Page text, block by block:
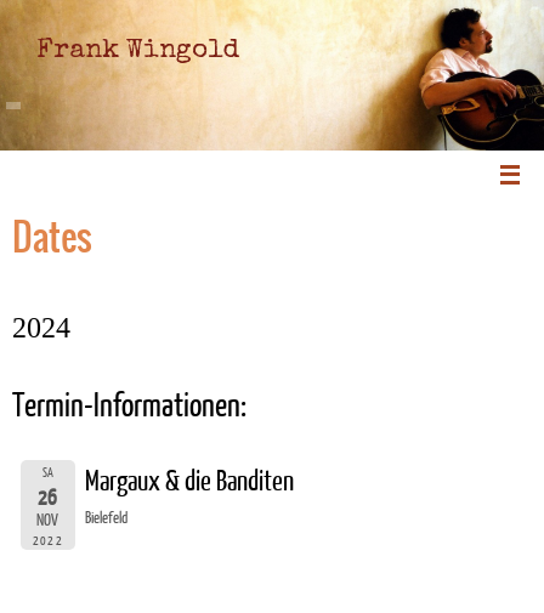
Frank Wingold
Dates
2024
Termin-Informationen:
SA
26
NOV
2022
Margaux & die Banditen
Bielefeld